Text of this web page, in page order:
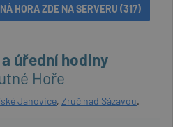
HORA ZDE NA SERVERU (317)
úřední hodiny
Hoře
Janovice, Zruč nad Sázavou.